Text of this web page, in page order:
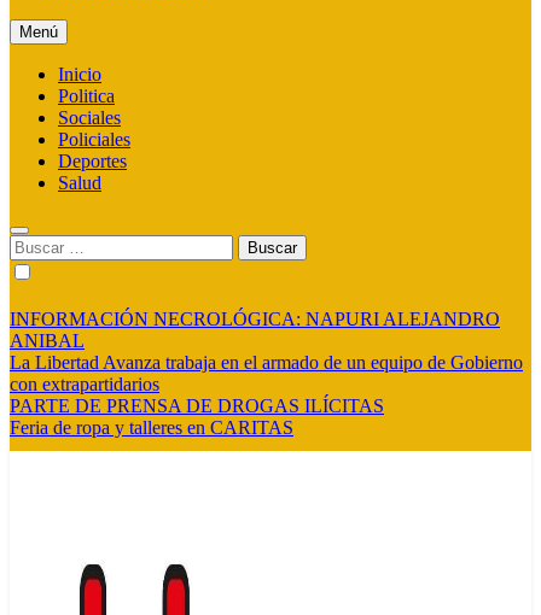
Menú
Inicio
Politica
Sociales
Policiales
Deportes
Salud
Buscar:
INFORMACIÓN NECROLÓGICA: NAPURI ALEJANDRO
ANIBAL
La Libertad Avanza trabaja en el armado de un equipo de Gobierno
con extrapartidarios
PARTE DE PRENSA DE DROGAS ILÍCITAS
Feria de ropa y talleres en CARITAS